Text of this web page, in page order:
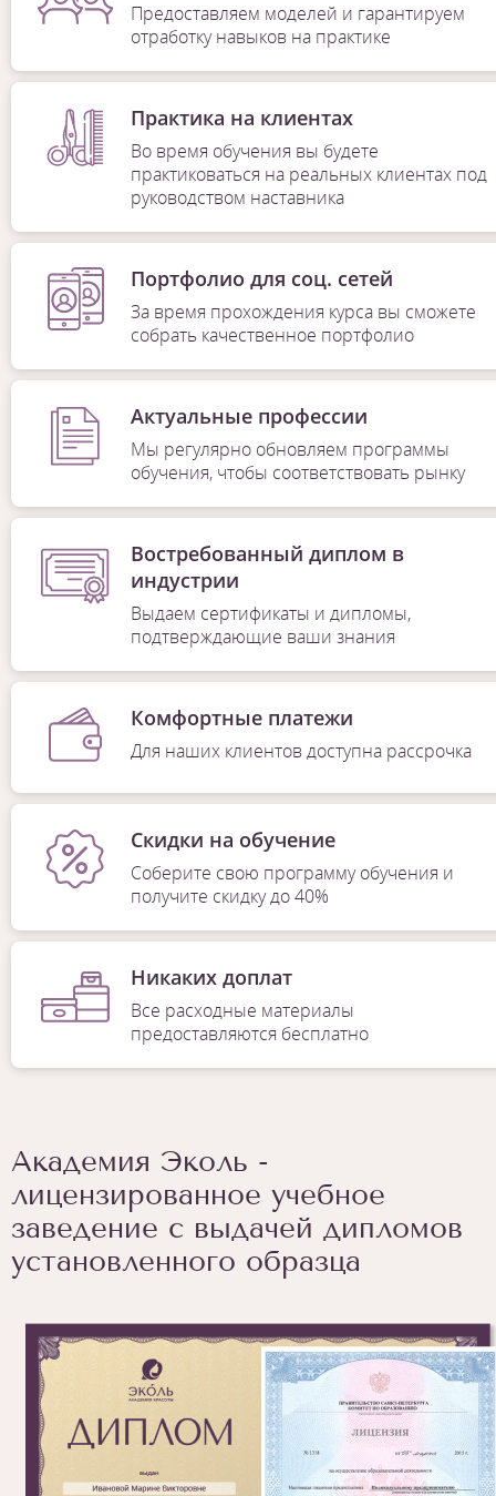
Предоставляем моделей и гарантируем
отработку навыков на практике
Практика на клиентах
Во время обучения вы будете
практиковаться на реальных клиентах под
руководством наставника
Портфолио для соц. сетей
За время прохождения курса вы сможете
собрать качественное портфолио
Актуальные профессии
Мы регулярно обновляем программы
обучения, чтобы соответствовать рынку
Востребованный диплом в
индустрии
Выдаем сертификаты и дипломы,
подтверждающие ваши знания
Комфортные платежи
Для наших клиентов доступна рассрочка
Скидки на обучение
Соберите свою программу обучения и
получите скидку до 40%
Никаких доплат
Все расходные материалы
предоставляются бесплатно
Академия Эколь -
лицензированное учебное
заведение с выдачей дипломов
установленного образца